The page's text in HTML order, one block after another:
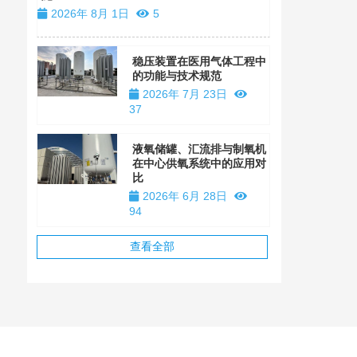
2026年 8月 1日
5
稳压装置在医用气体工程中
的功能与技术规范
2026年 7月 23日
37
液氧储罐、汇流排与制氧机
在中心供氧系统中的应用对
比
2026年 6月 28日
94
查看全部